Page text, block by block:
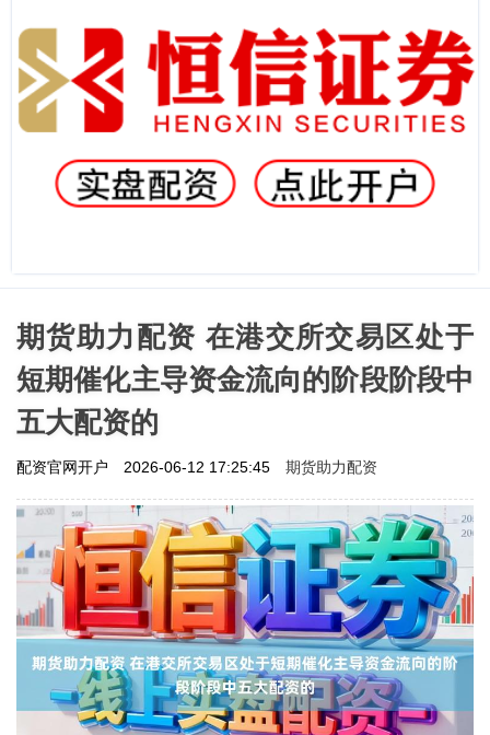
期货助力配资 在港交所交易区处于
短期催化主导资金流向的阶段阶段中
五大配资的
配资官网开户 2026-06-12 17:25:45 期货助力配资